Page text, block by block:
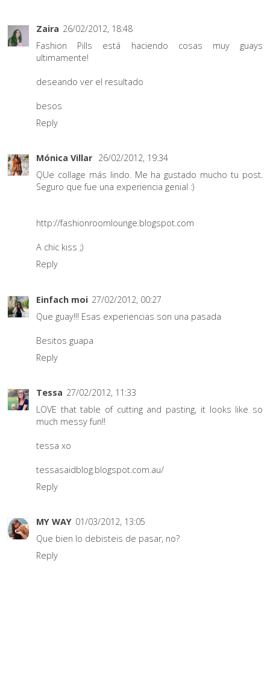
Zaira 26/02/2012, 18:48
Fashion Pills está haciendo cosas muy guays
ultimamente!
deseando ver el resultado
besos
Reply
Mónica Villar 26/02/2012, 19:34
QUe collage más lindo. Me ha gustado mucho tu post.
Seguro que fue una experiencia genial :)
http://fashionroomlounge.blogspot.com
A chic kiss ;)
Reply
Einfach moi 27/02/2012, 00:27
Que guay!!! Esas experiencias son una pasada
Besitos guapa
Reply
Tessa 27/02/2012, 11:33
LOVE that table of cutting and pasting, it looks like so
much messy fun!!
tessa xo
tessasaidblog.blogspot.com.au/
Reply
MY WAY 01/03/2012, 13:05
Que bien lo debisteis de pasar, no?
Reply